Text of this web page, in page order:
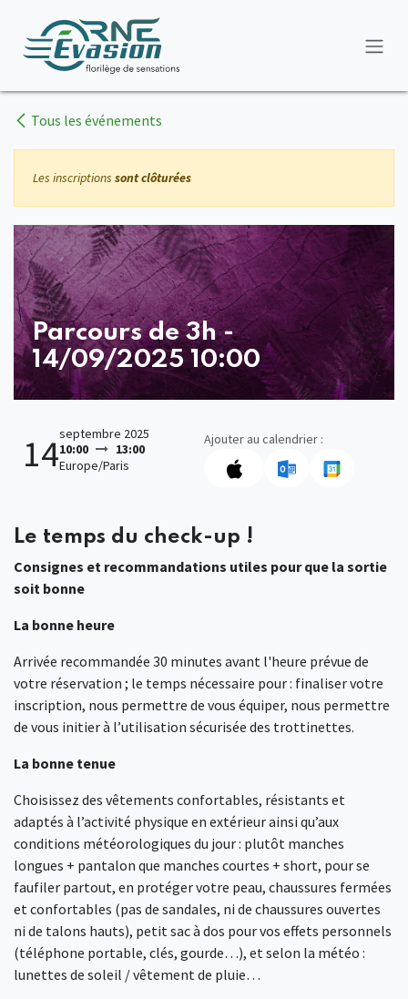
Tous les événements
Les inscriptions sont clôturées
Parcours de 3h -
14/09/2025 10:00
14septembre 2025
10:00
13:00
Europe/Paris
Ajouter au calendrier :
Le temps du check-up !
Consignes et recommandations utiles pour que la sortie
soit bonne
La bonne heure
Arrivée recommandée 30 minutes avant l'heure prévue de
votre réservation ; le temps nécessaire pour : finaliser votre
inscription, nous permettre de vous équiper, nous permettre
de vous initier à l’utilisation sécurisée des trottinettes.
La bonne tenue
Choisissez des vêtements confortables, résistants et
adaptés à l’activité physique en extérieur ainsi qu’aux
conditions météorologiques du jour : plutôt manches
longues + pantalon que manches courtes + short, pour se
faufiler partout, en protéger votre peau, chaussures fermées
et confortables (pas de sandales, ni de chaussures ouvertes
ni de talons hauts), petit sac à dos pour vos effets personnels
(téléphone portable, clés, gourde…), et selon la météo :
lunettes de soleil / vêtement de pluie…